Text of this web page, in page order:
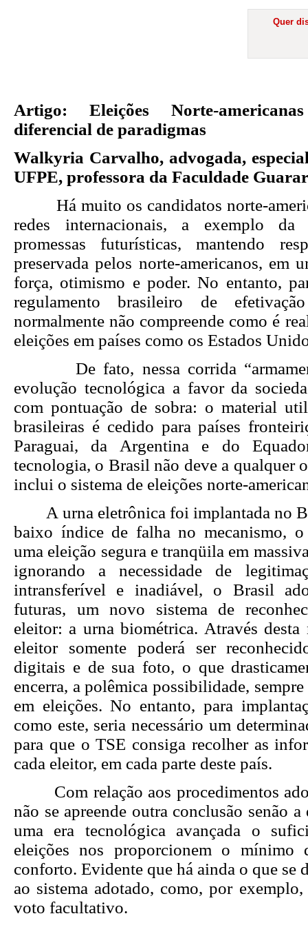
Quer
Artigo: Eleições Norte-
diferencial de paradigmas
Walkyria Carvalho, advogada,
UFPE, professora da Faculdade
Há muito os candidatos norte-
redes internacionais, a exemplo
promessas futurísticas, mantendo
preservada pelos norte-americanos, em
força, otimismo e poder. No entanto,
regulamento brasileiro de
normalmente não compreende como é
eleições em países como os Estados
De fato, nessa corrida
evolução tecnológica a favor da
com pontuação de sobra: o material
brasileiras é cedido para países
Paraguai, da Argentina e do
tecnologia, o Brasil não deve a qualquer
inclui o sistema de eleições norte-
A urna eletrônica foi implantada no
baixo índice de falha no mecanismo,
uma eleição segura e tranqüila em
ignorando a necessidade de
intransferível e inadiável, o Brasil
futuras, um novo sistema de
eleitor: a urna biométrica. Através
eleitor somente poderá ser
digitais e de sua foto, o que
encerra, a polêmica possibilidade,
em eleições. No entanto, para
como este, seria necessário um
para que o TSE consiga recolher as
cada eleitor, em cada parte deste país.
Com relação aos procedimentos
não se apreende outra conclusão senão a
uma era tecnológica avançada o
eleições nos proporcionem o mínimo
conforto. Evidente que há ainda o que se
ao sistema adotado, como, por
voto facultativo.